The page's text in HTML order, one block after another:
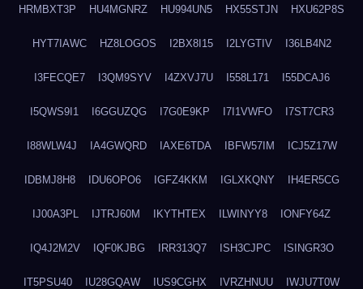
HRMBXT3P HU4MGNRZ HU994UN5 HX55STJN HXU62P8S
HYT7IAWC HZ8LOGOS I2BX8I15 I2LYGTIV I36LB4N2
I3FECQE7 I3QM9SYV I4ZXVJ7U I558L171 I55DCAJ6
I5QWS9I1 I6GGUZQG I7G0E9KP I7I1VWFO I7ST7CR3
I88WLW4J IA4GWQRD IAXE6TDA IBFW57IM ICJ5Z17W
IDBMJ8H8 IDU6OPO6 IGFZ4KKM IGLXKQNY IH4ER5CG
IJ00A3PL IJTRJ60M IKYTHTEX ILWINYY8 IONFY64Z
IQ4J2M2V IQF0KJBG IRR313Q7 ISH3CJPC ISINGR3O
IT5PSU40 IU28GQAW IUS9CGHX IVRZHNUU IWJU7T0W